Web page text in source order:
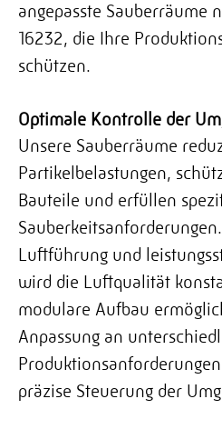
angepasste Sauberräume
16232, die Ihre
schützen.
Optimale Kontrolle der
Unsere Sauberräume
Partikelbelastungen,
Bauteile und erfüllen
Luftführung und
wird die Luftqualität
modulare Aufbau
Anpassung an
präzise Steuerung der